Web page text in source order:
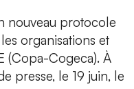
nouveau protocole
organisations et
(Copa-Cogeca). À
presse, le 19 juin, le